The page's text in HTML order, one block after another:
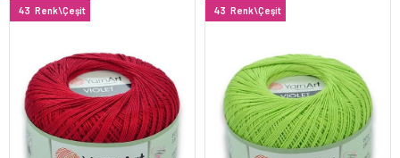
43 Renk\Çeşit 43 Renk\Çeşit